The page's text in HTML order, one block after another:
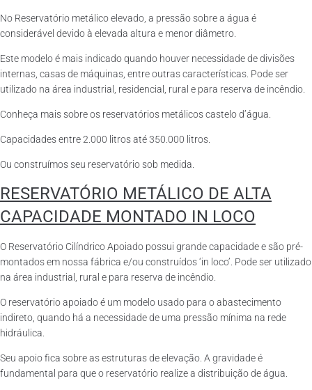
No Reservatório metálico elevado, a pressão sobre a água é
considerável devido à elevada altura e menor diâmetro.
Este modelo é mais indicado quando houver necessidade de divisões
internas, casas de máquinas, entre outras características. Pode ser
utilizado na área industrial, residencial, rural e para reserva de incêndio.
Conheça mais sobre os reservatórios metálicos castelo d’água.
Capacidades entre 2.000 litros até 350.000 litros.
Ou construímos seu reservatório sob medida.
RESERVATÓRIO METÁLICO DE ALTA
CAPACIDADE MONTADO IN LOCO
O Reservatório Cilíndrico Apoiado possui grande capacidade e são pré-
montados em nossa fábrica e/ou construídos ‘in loco’. Pode ser utilizado
na área industrial, rural e para reserva de incêndio.
O reservatório apoiado é um modelo usado para o abastecimento
indireto, quando há a necessidade de uma pressão mínima na rede
hidráulica.
Seu apoio fica sobre as estruturas de elevação. A gravidade é
fundamental para que o reservatório realize a distribuição de água.